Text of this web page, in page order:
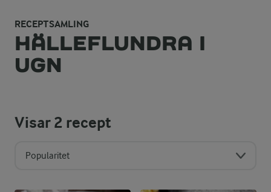
RECEPTSAMLING
HÄLLEFLUNDRA I
UGN
Visar2 recept
Popularitet